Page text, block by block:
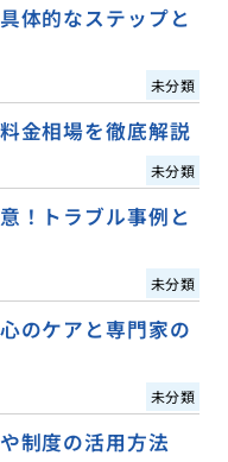
体的なステップと
未分類
金相場を徹底解説
未分類
！トラブル事例と
未分類
のケアと専門家の
未分類
制度の活用方法